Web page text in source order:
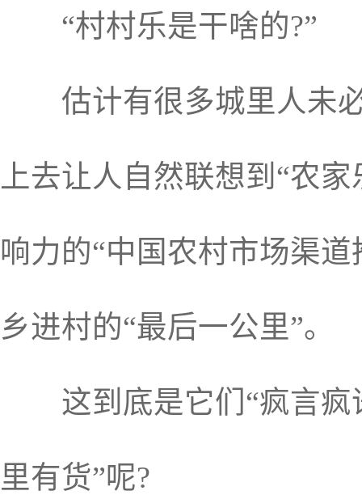
“村村乐是干啥的?”
估计有很多城里人未必
上去让人自然联想到“农
响力的“中国农村市场渠
乡进村的“最后一公里”。
这到底是它们“疯言疯
里有货”呢?